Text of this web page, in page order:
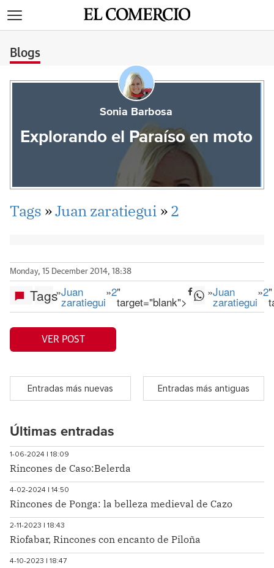
Blogs
Sonia Barbosa
Explorando el Paraíso en moto
Tags »Juan zaratiegui »2
Monday, 15 December 2014, 18:38
Tags»Juan
zaratiegui
»2"
target="blank">
»Juan
zaratiegui
»2"
VER POST
Entradas más nuevas Entradas más antiguas
Últimas entradas
1-06-2024 | 18:09
Rincones de Caso:Belerda
4-02-2024 | 14:50
Rincones de Ponga: la belleza medieval de Cazo
2-11-2023 | 18:43
Riofabar, Rincones con encanto de Piloña
4-10-2023 | 18:47